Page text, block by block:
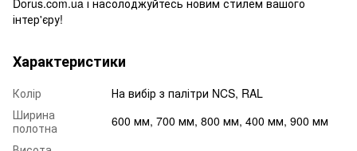
інтер'єру!
Характеристики
Колір
На вибір з палітри NCS, RAL
Ширина
полотна
600 мм, 700 мм, 800 мм, 400 мм, 900 мм